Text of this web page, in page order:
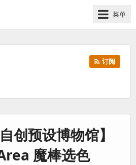
菜单
订阅
创预设博物馆】
魔棒选色